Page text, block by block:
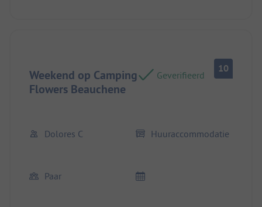
Weekend op Camping
Flowers Beauchene
Geverifieerd
10
Dolores C Huuraccommodatie
Paar